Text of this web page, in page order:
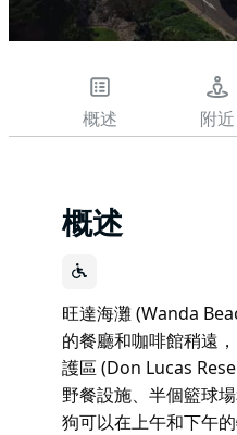
概述 附近
概述
旺達海灘 (Wanda
的餐廳和咖啡館稍遠
護區 (Don Lucas
野餐設施、半個籃球
狗可以在上午和下午